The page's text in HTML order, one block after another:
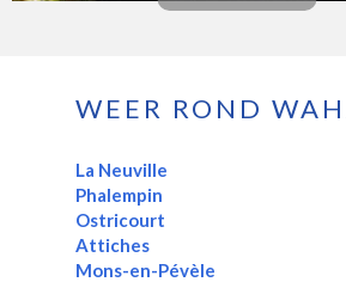
WEER ROND
La Neuville
Phalempin
Ostricourt
Attiches
Mons-en-Pévèle